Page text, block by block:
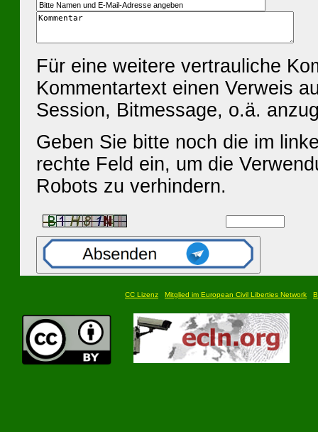
Für eine weitere vertrauliche
Kommentartext einen Verweis
Session, Bitmessage, o.ä.
Geben Sie bitte noch die im
rechte Feld ein, um die
Robots zu verhindern.
CC Lizenz Mitglied im European Civil Liberties Network